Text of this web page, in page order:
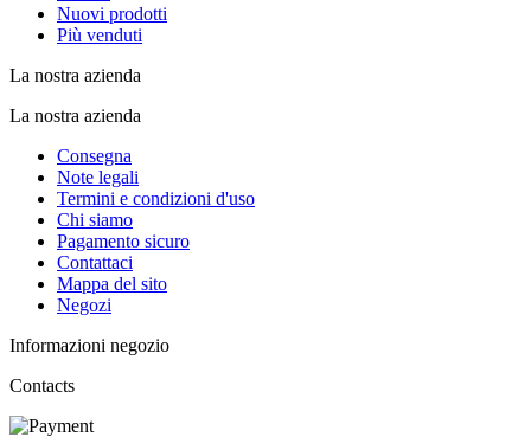
Nuovi prodotti
Più venduti
La nostra azienda
La nostra azienda
Consegna
Note legali
Termini e condizioni d'uso
Chi siamo
Pagamento sicuro
Contattaci
Mappa del sito
Negozi
Informazioni negozio
Contacts